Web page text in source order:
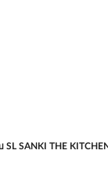
SL SANKI THE